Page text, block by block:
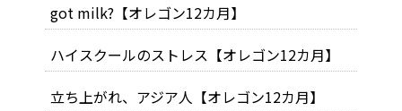
got milk?【オレゴン12カ月】
ハイスクールのストレス【オレゴン12カ月】
立ち上がれ、アジア人【オレゴン12カ月】